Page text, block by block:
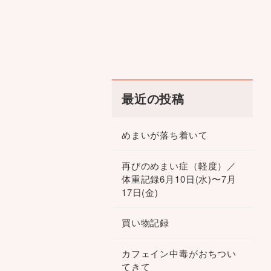
最近の投稿
めまいが落ち着いて
再びのめまい症（軽度）／
体重記録6月10日(水)〜7月
17日(金)
買い物記録
カフェイン中毒がおちつい
てきて